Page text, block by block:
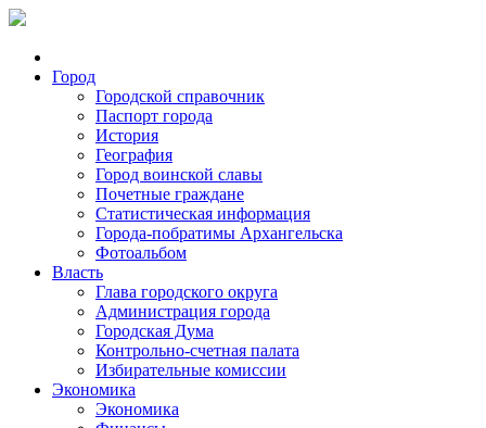
Город
Городской справочник
Паспорт города
История
География
Город воинской славы
Почетные граждане
Статистическая информация
Города-побратимы Архангельска
Фотоальбом
Власть
Глава городского округа
Администрация города
Городская Дума
Контрольно-счетная палата
Избирательные комиссии
Экономика
Экономика